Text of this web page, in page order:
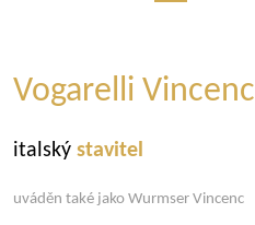
Vogarelli Vincenc
italský stavitel
uváděn také jako Wurmser Vincenc